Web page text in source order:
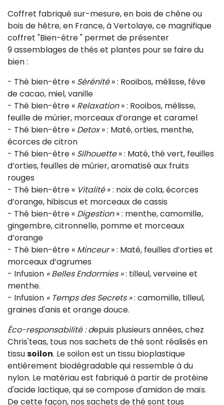
Coffret fabriqué sur-mesure, en bois de chêne ou
bois de hêtre, en France, à Vertolaye, ce magnifique
coffret "Bien-être " permet de présenter
9 assemblages de thés et plantes pour se faire du
bien :
- Thé bien-être « Sérénité» : Rooibos, mélisse, fève
de cacao, miel, vanille
- Thé bien-être « Relaxation» : Rooibos, mélisse,
feuille de mûrier, morceaux d’orange et caramel
- Thé bien-être « Detox» : Maté, orties, menthe,
écorces de citron
- Thé bien-être « Silhouette» : Maté, thé vert, feuilles
d’orties, feuilles de mûrier, aromatisé aux fruits
rouges
- Thé bien-être « Vitalité» : noix de cola, écorces
d’orange, hibiscus et morceaux de cassis
- Thé bien-être « Digestion» : menthe, camomille,
gingembre, citronnelle, pomme et morceaux
d’orange
- Thé bien-être « Minceur» : Maté, feuilles d’orties et
morceaux d’agrumes
- Infusion « Belles Endormies »: tilleul, verveine et
menthe.
- Infusion « Temps des Secrets »: camomille, tilleul,
graines d'anis et orange douce.
Éco-responsabilité : depuis plusieurs années, chez
Chris'teas, tous nos sachets de thé sont réalisés en
tissusoilon. Le soilon est un tissu bioplastique
entièrement biodégradable qui ressemble à du
nylon. Le matériau est fabriqué à partir de protéine
d'acide lactique, qui se compose d'amidon de maïs.
De cette façon, nos sachets de thé sont tous